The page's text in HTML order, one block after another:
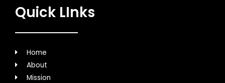
Quick LInks
Home
About
Mission